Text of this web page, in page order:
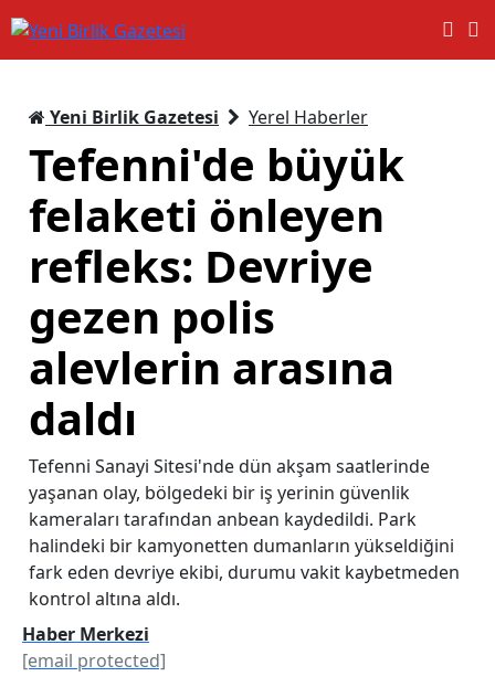
Yeni Birlik Gazetesi Yerel Haberler
Tefenni'de büyük
felaketi önleyen
refleks: Devriye
gezen polis
alevlerin arasına
daldı
Tefenni Sanayi Sitesi'nde dün akşam saatlerinde
yaşanan olay, bölgedeki bir iş yerinin güvenlik
kameraları tarafından anbean kaydedildi. Park
halindeki bir kamyonetten dumanların yükseldiğini
fark eden devriye ekibi, durumu vakit kaybetmeden
kontrol altına aldı.
Haber Merkezi
[email protected]